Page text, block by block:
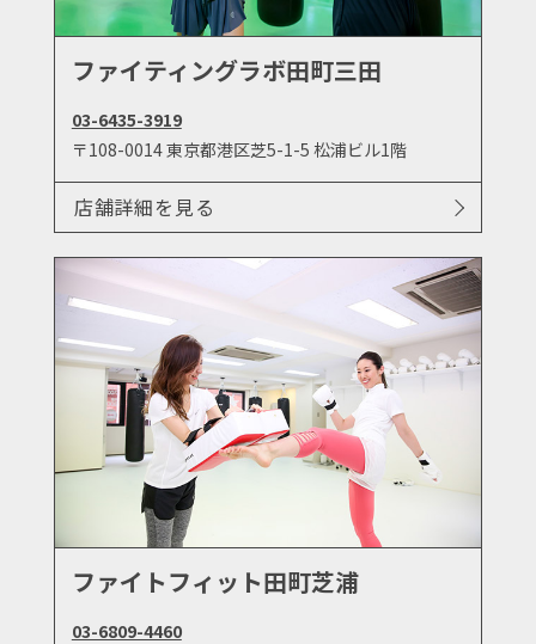
ファイティングラボ田町三田
03-6435-3919
〒108-0014 東京都港区芝5-1-5 松浦ビル1階
店舗詳細を見る
ファイトフィット田町芝浦
03-6809-4460